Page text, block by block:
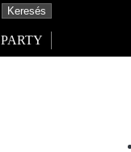
PARTY